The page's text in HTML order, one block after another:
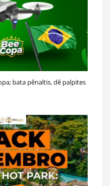
bata pênaltis, dê palpites